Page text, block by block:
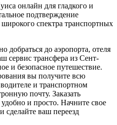
онлайн для гладкого и
подтверждение
спектра транспортных
добраться до аэропорта, отеля
сервис трансфера из Сент-
и безопасное путешествие.
вы получите всю
и транспортном
почту. Заказать
и просто. Начните свое
сделайте ваш переезд